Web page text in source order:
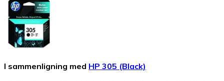
I sammenligning med HP 305 (Black)